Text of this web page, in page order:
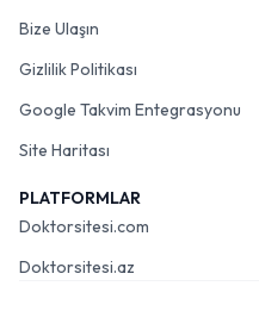
Bize Ulaşın
Gizlilik Politikası
Google Takvim Entegrasyonu
Site Haritası
PLATFORMLAR
Doktorsitesi.com
Doktorsitesi.az